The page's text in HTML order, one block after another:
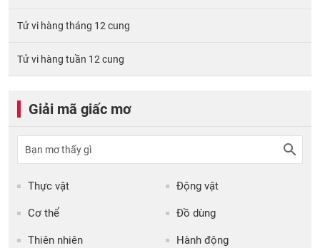
Tử vi hàng tháng 12 cung
Tử vi hàng tuần 12 cung
Giải mã giấc mơ
Thực vật Động vật
Cơ thể Đồ dùng
Thiên nhiên Hành động